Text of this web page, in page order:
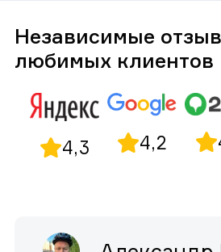
Независимые
любимых клиентов
4,3 4,2